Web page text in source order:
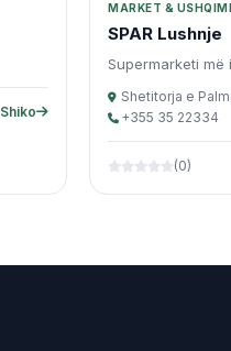
Shiko
MARKET &
SPAR Lushnje
Supermarketi më
Shetitorja e
+355 35 22334
(0)